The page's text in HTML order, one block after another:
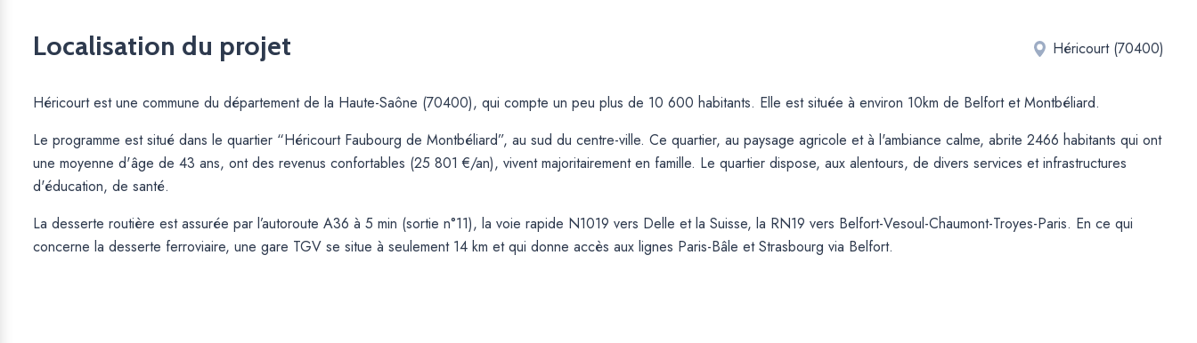
Localisation du projet Héricourt (70400)
Héricourt est une commune du département de la Haute-Saône (70400), qui compte un peu plus de 10 600 habitants. Elle est située à environ 10km de Belfort et Montbéliard.
Le programme est situé dans le quartier “Héricourt Faubourg de Montbéliard”, au sud du centre-ville. Ce quartier, au paysage agricole et à l'ambiance calme, abrite 2466 habitants qui ont
une moyenne d'âge de 43 ans, ont des revenus confortables (25 801 €/an), vivent majoritairement en famille. Le quartier dispose, aux alentours, de divers services et infrastructures
d'éducation, de santé.
La desserte routière est assurée par l’autoroute A36 à 5 min (sortie n°11), la voie rapide N1019 vers Delle et la Suisse, la RN19 vers Belfort-Vesoul-Chaumont-Troyes-Paris. En ce qui
concerne la desserte ferroviaire, une gare TGV se situe à seulement 14 km et qui donne accès aux lignes Paris-Bâle et Strasbourg via Belfort.